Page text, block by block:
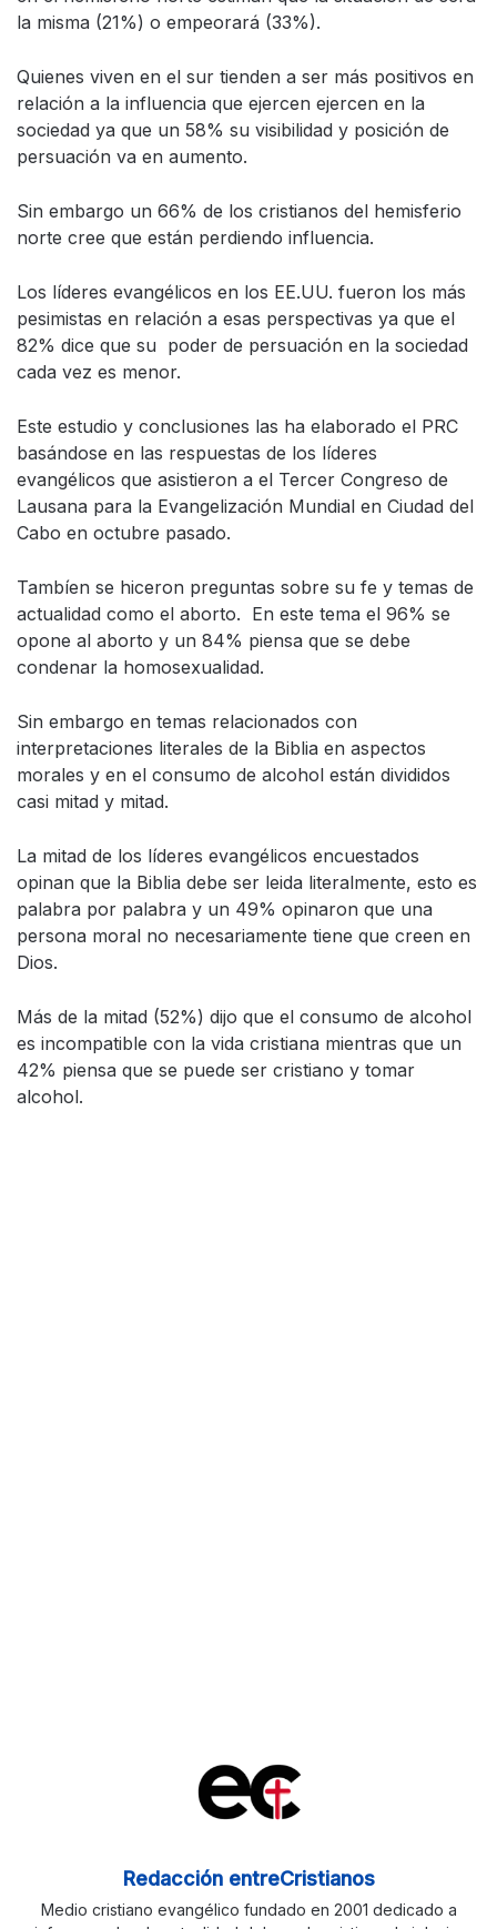
la misma (21%) o empeorará (33%).
Quienes viven en el sur tienden a ser más positivos en
relación a la influencia que ejercen ejercen en la
sociedad ya que un 58% su visibilidad y posición de
persuación va en aumento.
Sin embargo un 66% de los cristianos del hemisferio
norte cree que están perdiendo influencia.
Los líderes evangélicos en los EE.UU. fueron los más
pesimistas en relación a esas perspectivas ya que el
82% dice que su poder de persuación en la sociedad
cada vez es menor.
Este estudio y conclusiones las ha elaborado el PRC
basándose en las respuestas de los líderes
evangélicos que asistieron a el Tercer Congreso de
Lausana para la Evangelización Mundial en Ciudad del
Cabo en octubre pasado.
Tambíen se hiceron preguntas sobre su fe y temas de
actualidad como el aborto. En este tema el 96% se
opone al aborto y un 84% piensa que se debe
condenar la homosexualidad.
Sin embargo en temas relacionados con
interpretaciones literales de la Biblia en aspectos
morales y en el consumo de alcohol están divididos
casi mitad y mitad.
La mitad de los líderes evangélicos encuestados
opinan que la Biblia debe ser leida literalmente, esto es
palabra por palabra y un 49% opinaron que una
persona moral no necesariamente tiene que creen en
Dios.
Más de la mitad (52%) dijo que el consumo de alcohol
es incompatible con la vida cristiana mientras que un
42% piensa que se puede ser cristiano y tomar
alcohol.
Redacción entreCristianos
Medio cristiano evangélico fundado en 2001 dedicado a